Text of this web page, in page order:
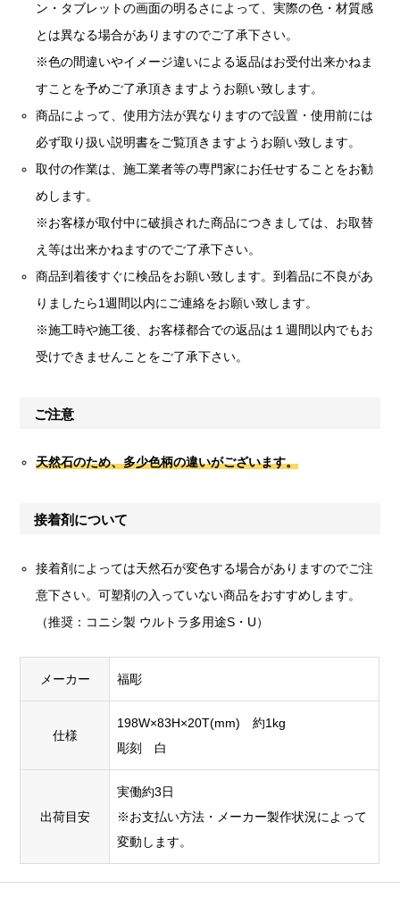
ン・タブレットの画面の明るさによって、実際の色・材質感
とは異なる場合がありますのでご了承下さい。
※色の間違いやイメージ違いによる返品はお受付出来かねま
すことを予めご了承頂きますようお願い致します。
商品によって、使用方法が異なりますので設置・使用前には
必ず取り扱い説明書をご覧頂きますようお願い致します。
取付の作業は、施工業者等の専門家にお任せすることをお勧
めします。
※お客様が取付中に破損された商品につきましては、お取替
え等は出来かねますのでご了承下さい。
商品到着後すぐに検品をお願い致します。到着品に不良があ
りましたら1週間以内にご連絡をお願い致します。
※施工時や施工後、お客様都合での返品は１週間以内でもお
受けできませんことをご了承下さい。
ご注意
天然石のため、多少色柄の違いがございます。
接着剤について
接着剤によっては天然石が変色する場合がありますのでご注
意下さい。可塑剤の入っていない商品をおすすめします。
（推奨：コニシ製 ウルトラ多用途S・U）
メーカー 福彫
仕様
198W×83H×20T(mm) 約1kg
彫刻 白
出荷目安
実働約3日
※お支払い方法・メーカー製作状況によって
変動します。